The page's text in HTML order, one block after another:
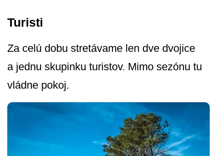
Turisti
Za celú dobu stretávame len dve dvojice
a jednu skupinku turistov. Mimo sezónu tu
vládne pokoj.